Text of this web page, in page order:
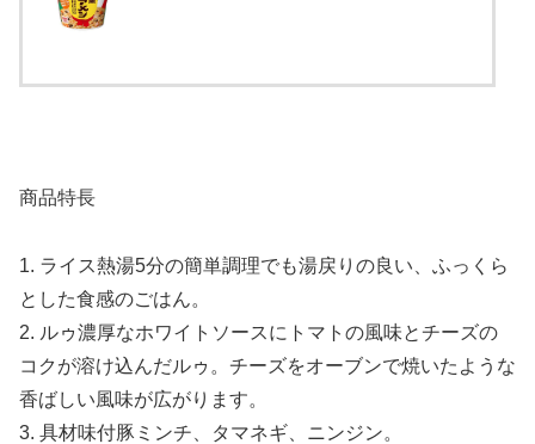
商品特長
1. ライス熱湯5分の簡単調理でも湯戻りの良い、ふっくら
とした食感のごはん。
2. ルゥ濃厚なホワイトソースにトマトの風味とチーズの
コクが溶け込んだルゥ。チーズをオーブンで焼いたような
香ばしい風味が広がります。
3. 具材味付豚ミンチ、タマネギ、ニンジン。